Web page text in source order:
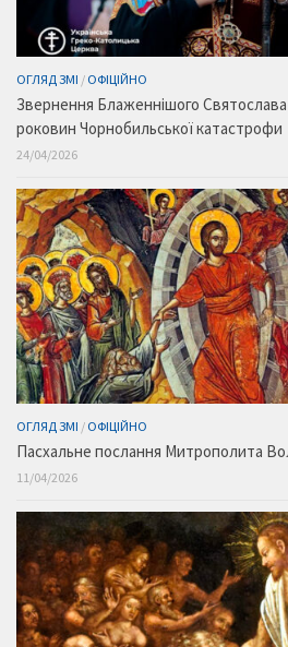
ОГЛЯД ЗМІ / ОФІЦІЙНО
Звернення Блаженнішого
роковин Чорнобильської катастрофи
24/04/2026
ОГЛЯД ЗМІ / ОФІЦІЙНО
Пасхальне послання Митрополита
11/04/2026